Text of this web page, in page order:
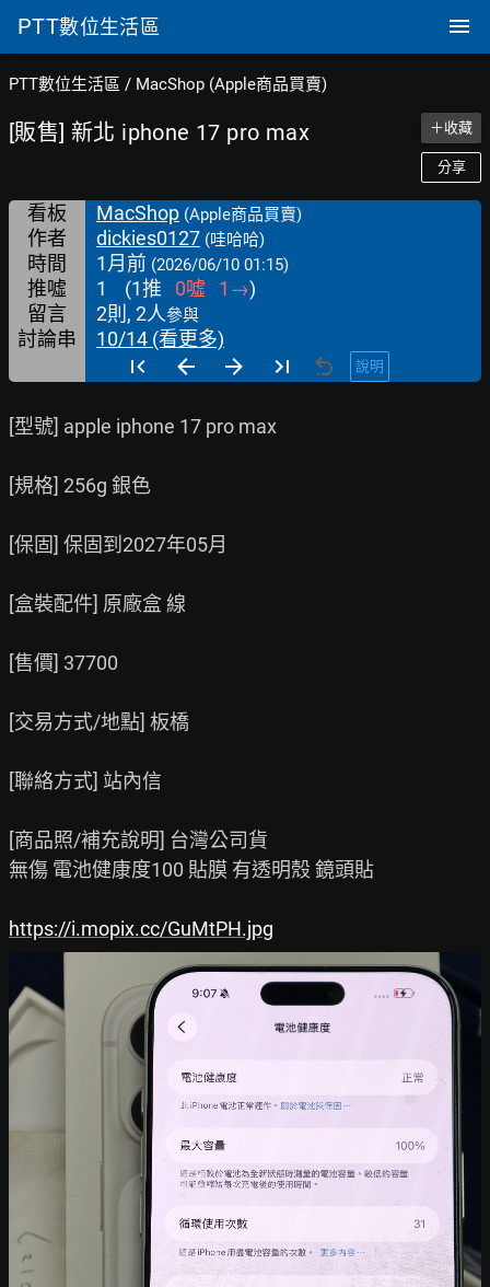
PTT數位生活區
PTT數位生活區 / MacShop (Apple商品買賣)
[販售] 新北 iphone 17 pro max ＋收藏
分享
看板 MacShop (Apple商品買賣)
作者 dickies0127 (哇哈哈)
時間 1月前 (2026/06/10 01:15)
推噓 1 (1推 0噓 1 →)
留言
2則, 2人參與
討論串 10/14 (看更多)
說明
[型號] apple iphone 17 pro max
[規格] 256g 銀色
[保固] 保固到2027年05月
[盒裝配件] 原廠盒 線
[售價] 37700
[交易方式/地點] 板橋
[聯絡方式] 站內信
[商品照/補充說明] 台灣公司貨
無傷 電池健康度100 貼膜 有透明殼 鏡頭貼
https://i.mopix.cc/GuMtPH.jpg